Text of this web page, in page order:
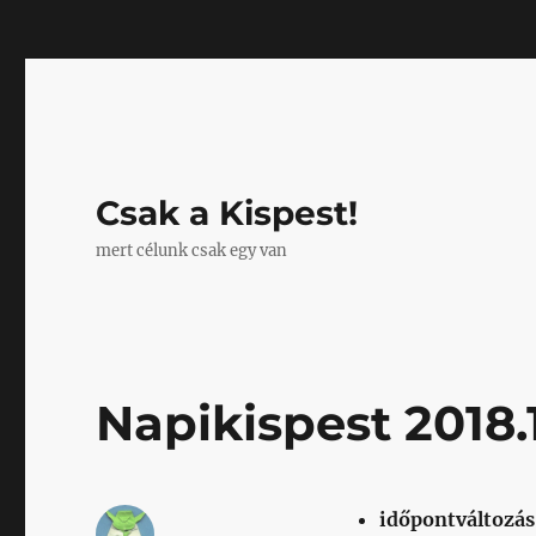
Csak a Kispest!
mert célunk csak egy van
Napikispest